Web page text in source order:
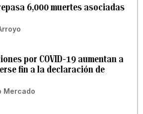
6,000 muertes asociadas
por COVID-19 aumentan a
fin a la declaración de
Mercado